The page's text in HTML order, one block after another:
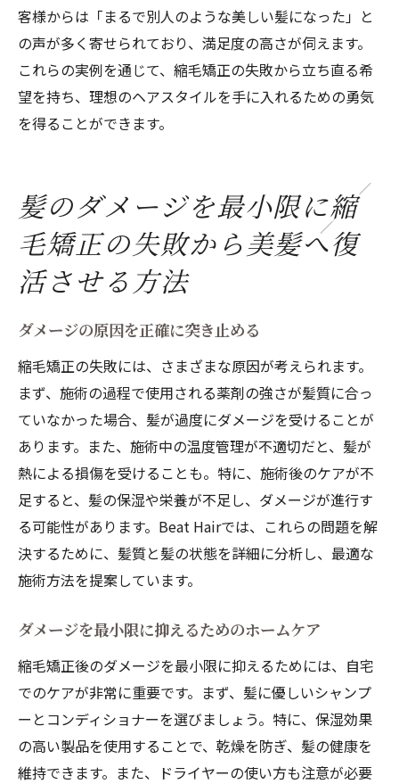
客様からは「まるで別人のような美しい髪になった」と
の声が多く寄せられており、満足度の高さが伺えます。
これらの実例を通じて、縮毛矯正の失敗から立ち直る希
望を持ち、理想のヘアスタイルを手に入れるための勇気
を得ることができます。
髪のダメージを最小限に縮
毛矯正の失敗から美髪へ復
活させる方法
ダメージの原因を正確に突き止める
縮毛矯正の失敗には、さまざまな原因が考えられます。
まず、施術の過程で使用される薬剤の強さが髪質に合っ
ていなかった場合、髪が過度にダメージを受けることが
あります。また、施術中の温度管理が不適切だと、髪が
熱による損傷を受けることも。特に、施術後のケアが不
足すると、髪の保湿や栄養が不足し、ダメージが進行す
る可能性があります。Beat Hairでは、これらの問題を解
決するために、髪質と髪の状態を詳細に分析し、最適な
施術方法を提案しています。
ダメージを最小限に抑えるためのホームケア
縮毛矯正後のダメージを最小限に抑えるためには、自宅
でのケアが非常に重要です。まず、髪に優しいシャンプ
ーとコンディショナーを選びましょう。特に、保湿効果
の高い製品を使用することで、乾燥を防ぎ、髪の健康を
維持できます。また、ドライヤーの使い方も注意が必要